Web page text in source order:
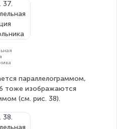
параллелограммом,
тоже изображаются
(см. рис. 38).